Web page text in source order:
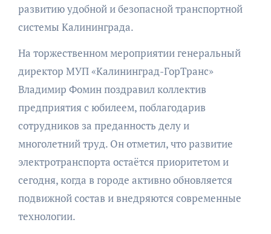
развитию удобной и безопасной транспортной
системы Калининграда.
На торжественном мероприятии генеральный
директор МУП «Калининград-ГорТранс»
Владимир Фомин поздравил коллектив
предприятия с юбилеем, поблагодарив
сотрудников за преданность делу и
многолетний труд. Он отметил, что развитие
электротранспорта остаётся приоритетом и
сегодня, когда в городе активно обновляется
подвижной состав и внедряются современные
технологии.